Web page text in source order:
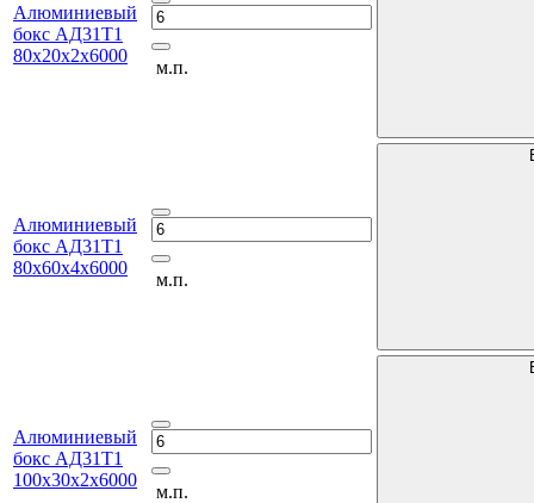
Алюминиевый
бокс АД31Т1
80х20х2х6000
м.п.
Алюминиевый
бокс АД31Т1
80х60х4х6000
м.п.
Алюминиевый
бокс АД31Т1
100х30х2х6000
м.п.